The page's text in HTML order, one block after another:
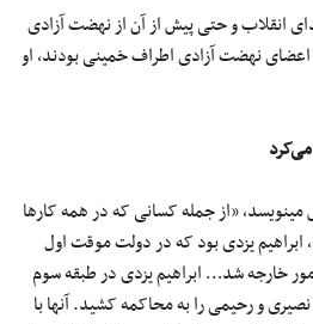
انقلاب و حتی پیش از آن از نهضت آزادی‌
نهضت آزادی اطراف خمینی بودند، او
صادق خلخالی در کتاب خاطراتش می‎نویسد، «از جمله کسانی که در همه کارها
یزدی بود که در دولت موقت اول
خارجه شد… ابراهیم یزدی در طبقه سوم
و رحیمی را به محاکمه کشید. آنها با